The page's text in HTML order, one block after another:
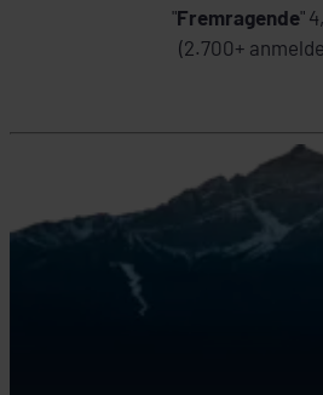
"Fremragende"
(2.700+